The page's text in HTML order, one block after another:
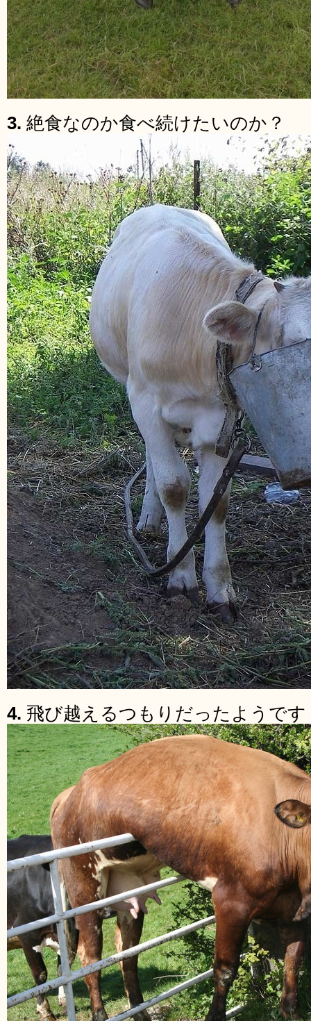
3. 絶食なのか食べ続けたいのか？
4. 飛び越えるつもりだったようです